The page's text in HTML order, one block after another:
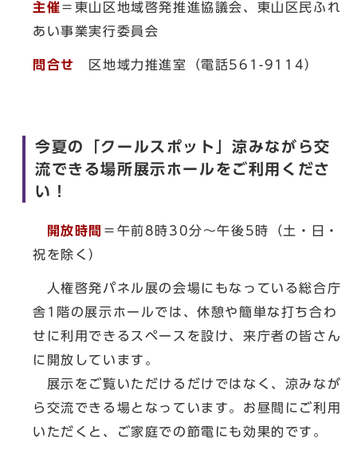
主催＝東山区地域啓発推進協議会、東山区民ふれ
あい事業実行委員会
問合せ 区地域力推進室（電話561-9114）
今夏の「クールスポット」涼みながら交
流できる場所展示ホールをご利用くださ
い！
開放時間 ＝午前8時30分～午後5時（土・日・
祝を除く）
人権啓発パネル展の会場にもなっている総合庁
舎1階の展示ホールでは、休憩や簡単な打ち合わ
せに利用できるスペースを設け、来庁者の皆さん
に開放しています。
展示をご覧いただけるだけではなく、涼みなが
ら交流できる場となっています。お昼間にご利用
いただくと、ご家庭での節電にも効果的です。